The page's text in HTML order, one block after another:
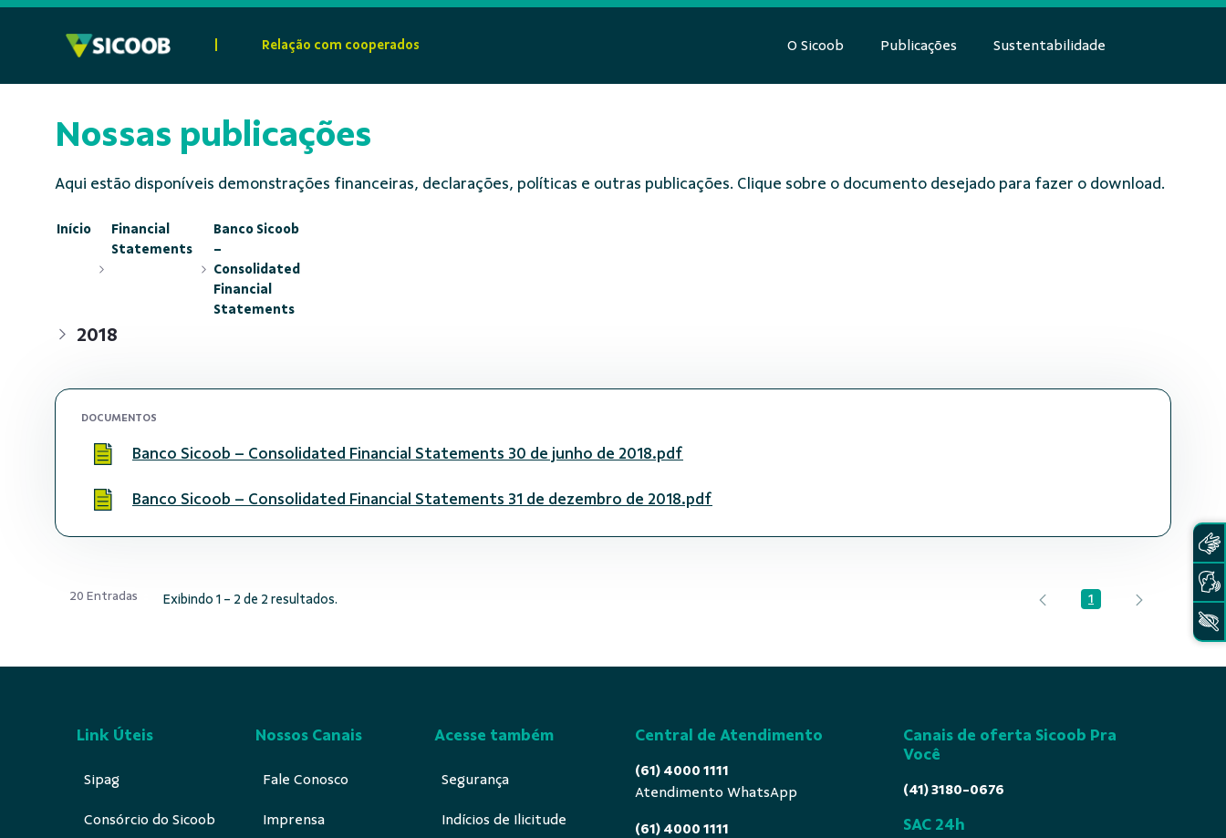
Relação com cooperados O Sicoob Publicações Sustentabilidade
Nossas publicações
Aqui estão disponíveis demonstrações financeiras, declarações, políticas e outras publicações. Clique sobre o documento desejado para fazer o download.
Início
Financial
Statements
Banco Sicoob
–
Consolidated
Financial
Statements
2018
DOCUMENTOS
Banco Sicoob – Consolidated Financial Statements 30 de junho de 2018.pdf
Banco Sicoob – Consolidated Financial Statements 31 de dezembro de 2018.pdf
20 Entradas Exibindo 1 - 2 de 2 resultados. Página
1
Link Úteis
Sipag
Consórcio do Sicoob
Nossos Canais
Fale Conosco
Imprensa
Acesse também
Segurança
Indícios de Ilicitude
Central de Atendimento
(61) 4000 1111
Atendimento WhatsApp
(61) 4000 1111
Canais de oferta Sicoob Pra
Você
(41) 3180-0676
SAC 24h